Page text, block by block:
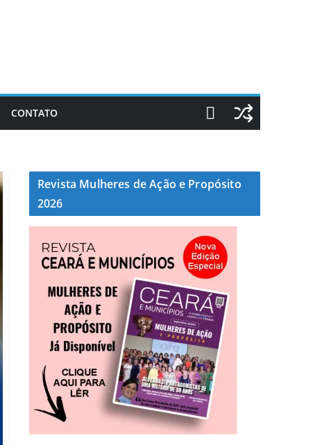
CONTATO
Revista Mulheres de Ação e Propósito
2026